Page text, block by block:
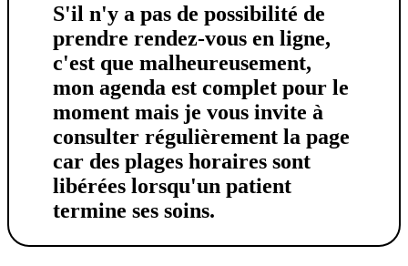
S'il n'y a pas de possibilité de
prendre rendez-vous en ligne,
c'est que malheureusement,
mon agenda est complet pour le
moment mais je vous invite à
consulter régulièrement la page
car des plages horaires sont
libérées lorsqu'un patient
termine ses soins.